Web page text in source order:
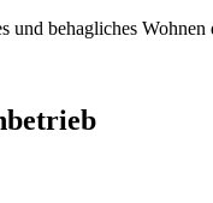
behagliches